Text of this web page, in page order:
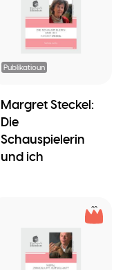
Publikatioun
Margret Steckel:
Die
Schauspielerin
und ich